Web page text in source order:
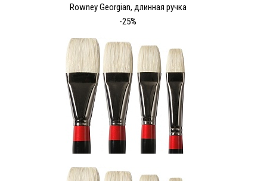
Rowney Georgian, длинная ручка
-25%